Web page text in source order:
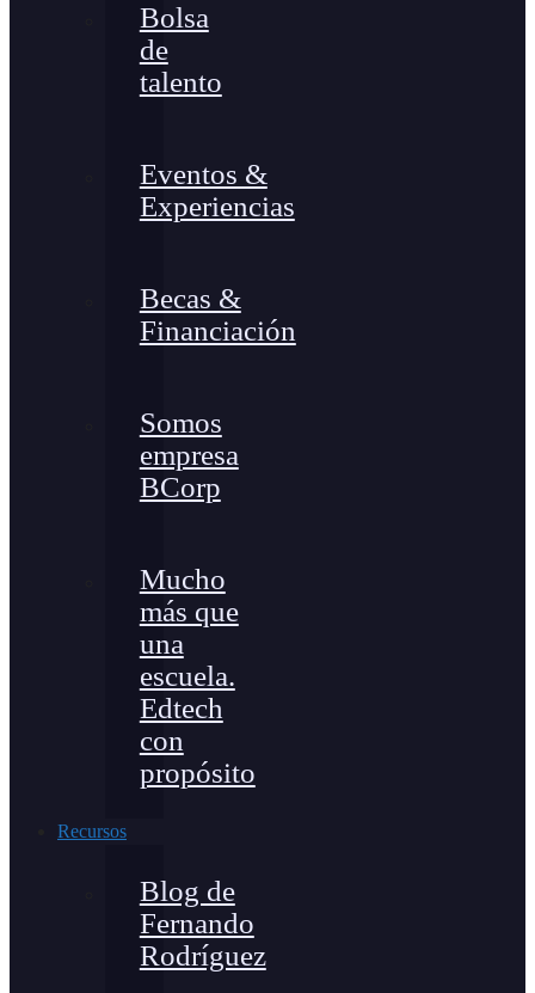
Bolsa
de
talento
Eventos &
Experiencias
Becas &
Financiación
Somos
empresa
BCorp
Mucho
más que
una
escuela.
Edtech
con
propósito
Recursos
Blog de
Fernando
Rodríguez